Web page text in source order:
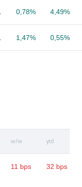
0,78% 4,49%
1,47% 0,55%
w/w ytd
11 bps 32 bps